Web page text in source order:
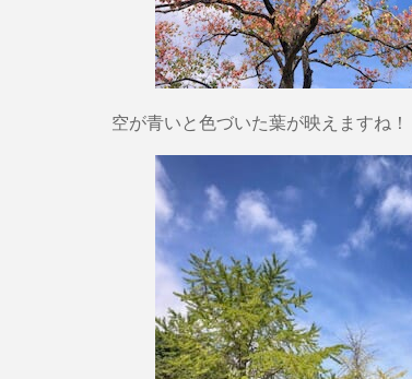
空が青いと色づいた葉が映えますね！